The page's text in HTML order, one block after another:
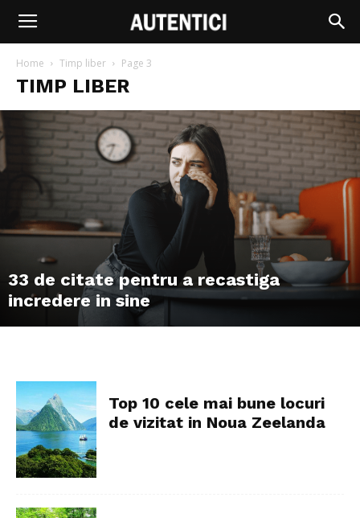
Home Timp liber Page 3
TIMP LIBER
33 de citate pentru a recastiga
incredere in sine
Top 10 cele mai bune locuri
de vizitat in Noua Zeelanda